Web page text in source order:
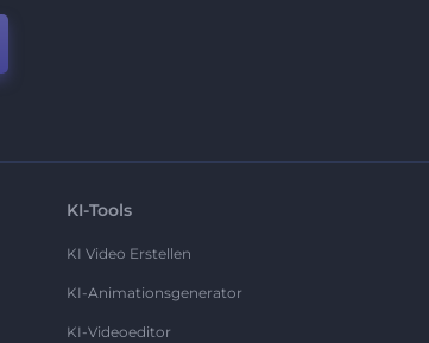
KI-Tools
KI Video Erstellen
KI-Animationsgenerator
KI-Videoeditor